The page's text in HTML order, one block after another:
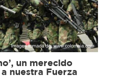
un merecido
nuestra Fuerza